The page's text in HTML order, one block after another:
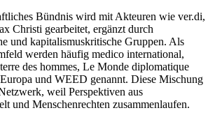
Bündnis wird mit Akteuren wie ver.di,
Christi gearbeitet, ergänzt durch
und kapitalismuskritische Gruppen. Als
werden häufig medico international,
des hommes, Le Monde diplomatique
und WEED genannt. Diese Mischung
weil Perspektiven aus
und Menschenrechten zusammenlaufen.